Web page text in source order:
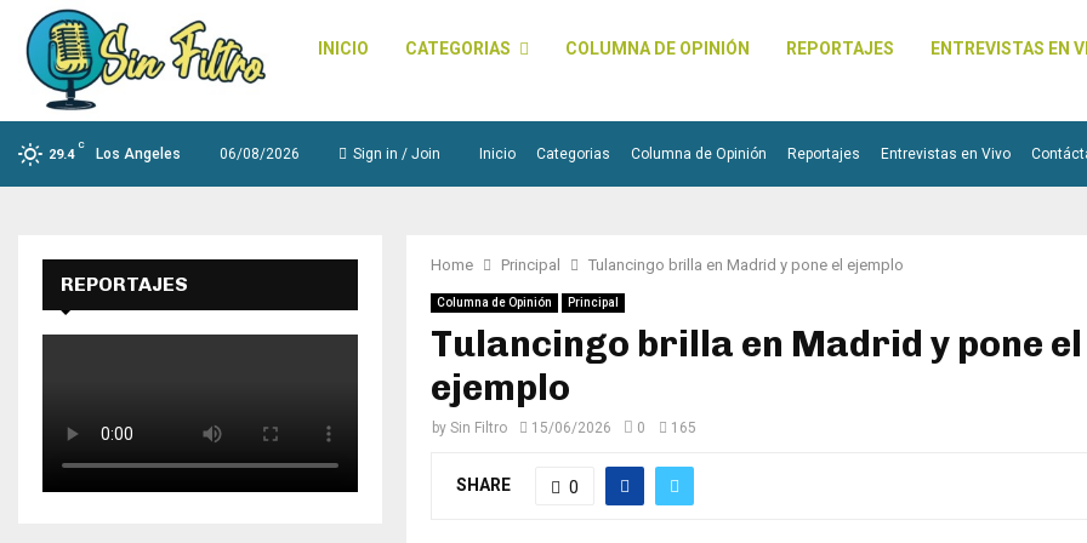
INICIO CATEGORIAS COLUMNA DE OPINIÓN REPORTAJES ENTREVISTAS EN
29.4
C
Los Angeles 06/08/2026 Sign in / Join Inicio Categorias Columna de Opinión Reportajes Entrevistas en Vivo
Home Principal Tulancingo brilla en Madrid y pone el ejemplo
Columna de Opinión Principal
Tulancingo brilla en Madrid y pone el
ejemplo
by Sin Filtro 15/06/2026 0 165
SHARE 0
REPORTAJES